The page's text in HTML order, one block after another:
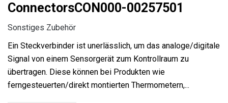
ConnectorsCON000-00257501
Sonstiges Zubehör
Ein Steckverbinder ist unerlässlich, um das analoge/digitale
Signal von einem Sensorgerät zum Kontrollraum zu
übertragen. Diese können bei Produkten wie
ferngesteuerten/direkt montierten Thermometern,...